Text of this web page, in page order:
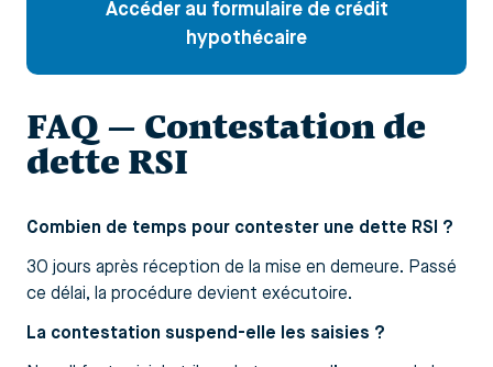
Accéder au formulaire de crédit
hypothécaire
FAQ — Contestation de
dette RSI
Combien de temps pour contester une dette RSI ?
30 jours après réception de la mise en demeure. Passé
ce délai, la procédure devient exécutoire.
La contestation suspend-elle les saisies ?